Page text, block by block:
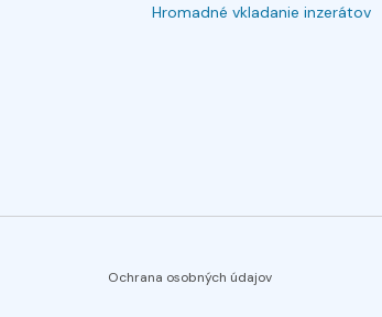
Hromadné vkladanie inzerátov
Ochrana osobných údajov